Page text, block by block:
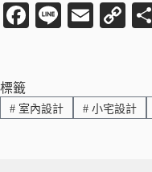
Fa
ok
Li
E
C
Li
nk
標籤
#室內設計 #小宅設計